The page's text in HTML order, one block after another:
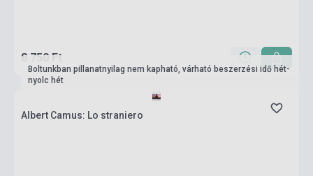
8 750 Ft
Boltunkban pillanatnyilag nem kapható, várható beszerzési idő hét-
nyolc hét
Albert Camus: Lo straniero